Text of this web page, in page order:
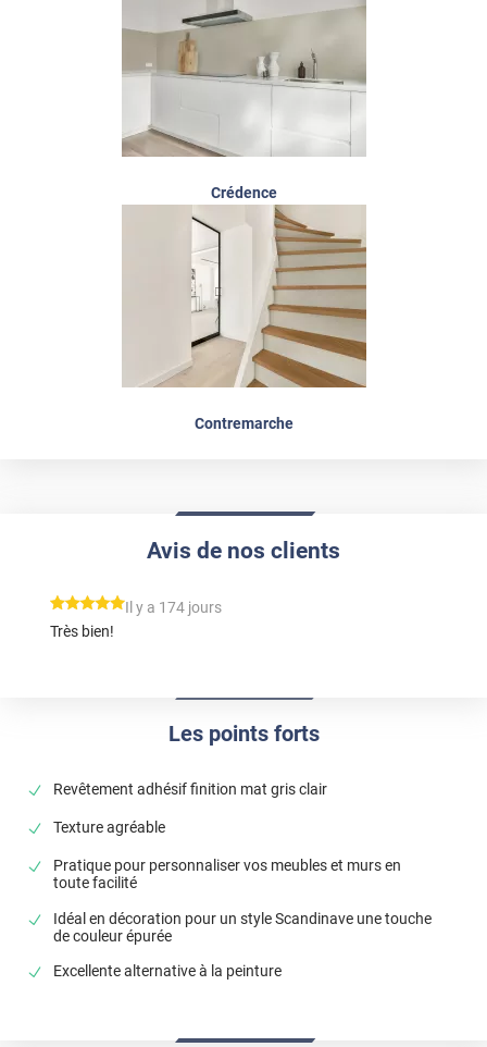
Crédence
Contremarche
Les points forts
Revêtement adhésif finition mat gris clair
Texture agréable
Pratique pour personnaliser vos meubles et murs en
toute facilité
Idéal en décoration pour un style Scandinave une touche
de couleur épurée
Excellente alternative à la peinture
Avis de nos clients
*****
Il y a 174 jours
Très bien!